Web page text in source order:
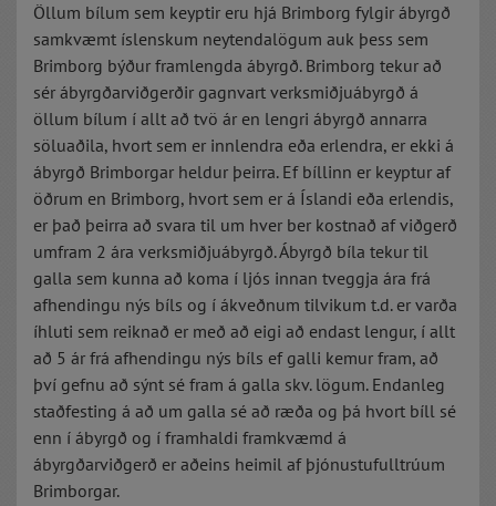
Öllum bílum sem keyptir eru hjá Brimborg fylgir ábyrgð
samkvæmt íslenskum neytendalögum auk þess sem
Brimborg býður framlengda ábyrgð. Brimborg tekur að
sér ábyrgðarviðgerðir gagnvart verksmiðjuábyrgð á
öllum bílum í allt að tvö ár en lengri ábyrgð annarra
söluaðila, hvort sem er innlendra eða erlendra, er ekki á
ábyrgð Brimborgar heldur þeirra. Ef bíllinn er keyptur af
öðrum en Brimborg, hvort sem er á Íslandi eða erlendis,
er það þeirra að svara til um hver ber kostnað af viðgerð
umfram 2 ára verksmiðjuábyrgð. Ábyrgð bíla tekur til
galla sem kunna að koma í ljós innan tveggja ára frá
afhendingu nýs bíls og í ákveðnum tilvikum t.d. er varða
íhluti sem reiknað er með að eigi að endast lengur, í allt
að 5 ár frá afhendingu nýs bíls ef galli kemur fram, að
því gefnu að sýnt sé fram á galla skv. lögum. Endanleg
staðfesting á að um galla sé að ræða og þá hvort bíll sé
enn í ábyrgð og í framhaldi framkvæmd á
ábyrgðarviðgerð er aðeins heimil af þjónustufulltrúum
Brimborgar.